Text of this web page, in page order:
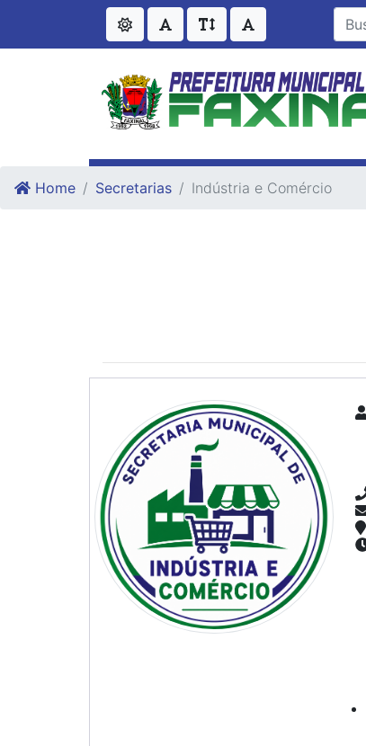
Ir para o conteudo
Ir para o fim do conteudo
Home Secretarias Indústria e Comércio